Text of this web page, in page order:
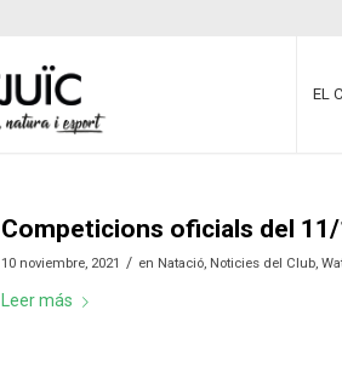
EL
Competicions oficials del 11/
10 noviembre, 2021 / en Natació, Noticies del Club,
Leer más